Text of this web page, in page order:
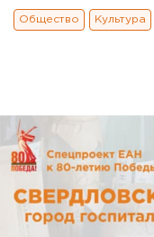
Общество Культура